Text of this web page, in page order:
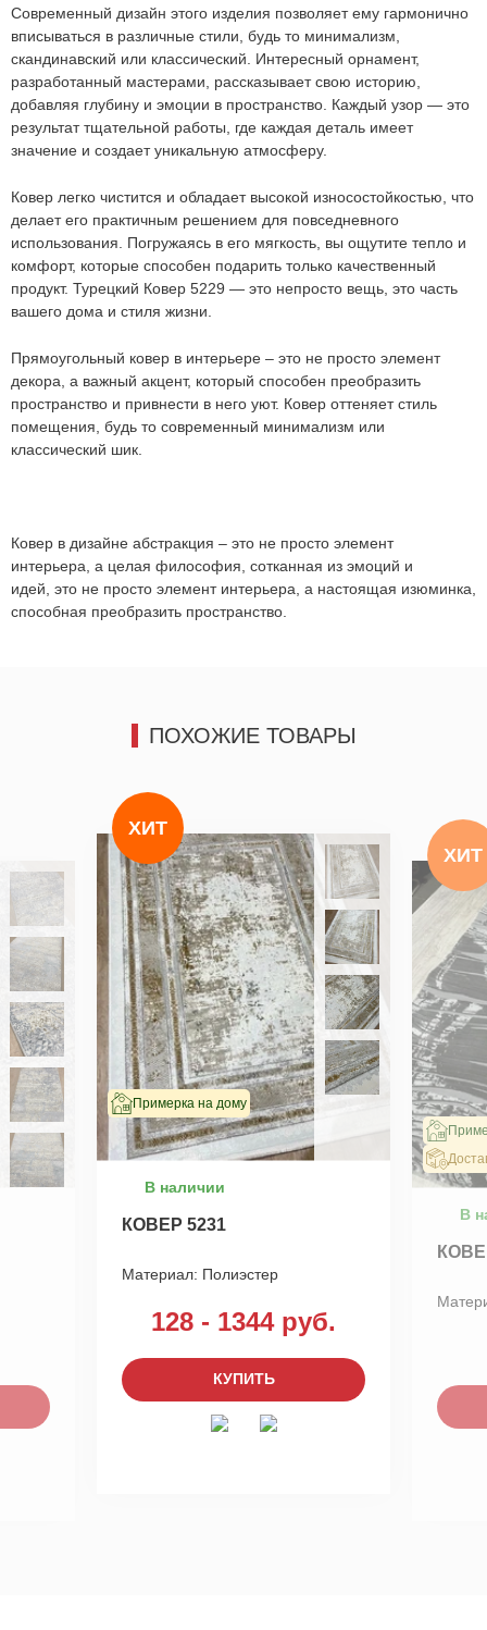
Современный дизайн этого изделия позволяет ему гармонично
вписываться в различные стили, будь то минимализм,
скандинавский или классический. Интересный орнамент,
разработанный мастерами, рассказывает свою историю,
добавляя глубину и эмоции в пространство. Каждый узор — это
результат тщательной работы, где каждая деталь имеет
значение и создает уникальную атмосферу.
Ковер легко чистится и обладает высокой износостойкостью, что
делает его практичным решением для повседневного
использования. Погружаясь в его мягкость, вы ощутите тепло и
комфорт, которые способен подарить только качественный
продукт. Турецкий Ковер 5229 — это непросто вещь, это часть
вашего дома и стиля жизни.
Прямоугольный ковер в интерьере – это не просто элемент
декора, а важный акцент, который способен преобразить
пространство и привнести в него уют. Ковер оттеняет стиль
помещения, будь то современный минимализм или
классический шик.
Ковер в дизайне абстракция – это не просто элемент
интерьера, а целая философия, сотканная из эмоций и
идей, это не просто элемент интерьера, а настоящая изюминка,
способная преобразить пространство.
ПОХОЖИЕ ТОВАРЫ
ХИТ
Примерка на дому
В наличии
КОВЕР 5231
Материал: Полиэстер
128 - 1344 руб.
КУПИТЬ
ХИТ
В
ОСТАВИТЬ ЗАЯВКУ
Ковер 5229
- +
руб.
Мы не передадим ваш телефон третьим лицам, только
позвоним и подробно проконсультируем по всем вопросам,